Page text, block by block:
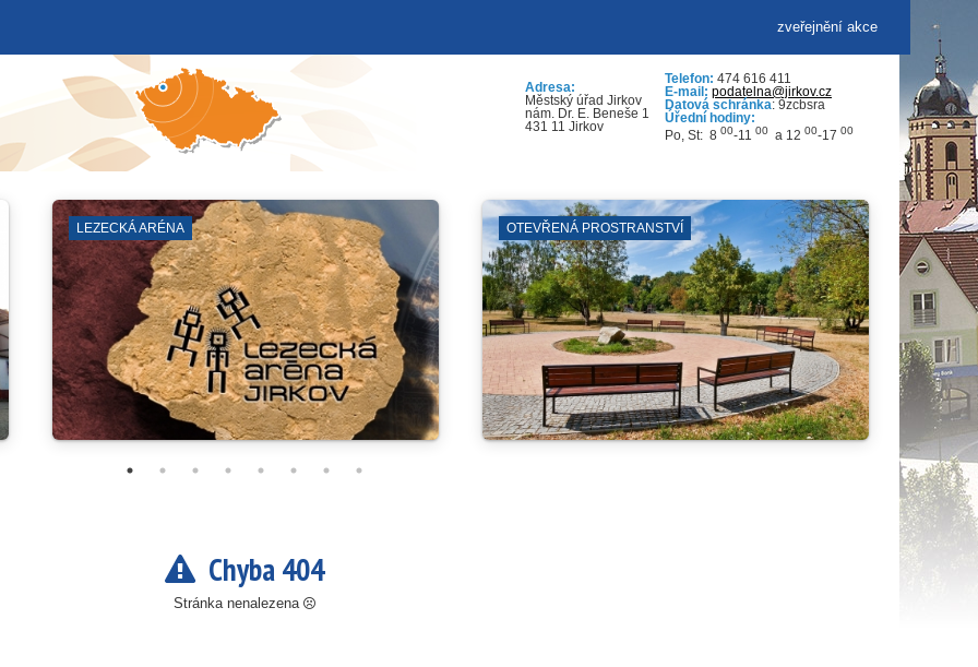
zveřejnění akce
Adresa:
Městský úřad Jirkov
nám. Dr. E. Beneše 1
431 11 Jirkov
Telefon: 474 616 411
E-mail: podatelna@jirkov.cz
Datová schránka: 9zcbsra
Úřední hodiny:
Po, St: 8 00-11 00 a 12 00-17 00
ZÁJMOVÁ SDRUŽENÍ KNIHOVNA
Chyba 404
Stránka nenalezena